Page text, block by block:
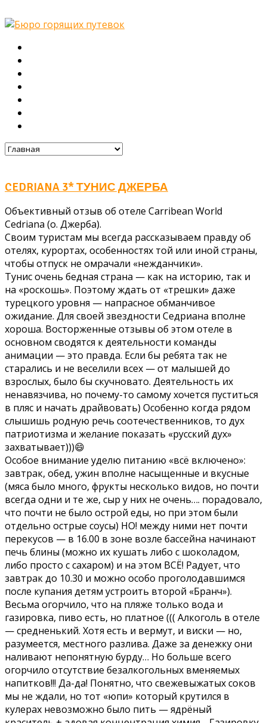
CEDRIANA 3* ТУНИС ДЖЕРБА
Объективный отзыв об отеле Carribean World
Cedriana (о. Джерба).
Своим туристам мы всегда рассказываем правду об
отелях, курортах, особенностях той или иной страны,
чтобы отпуск не омрачали «нежданчики».
Тунис очень бедная страна — как на историю, так и
на «роскошь». Поэтому ждать от «трешки» даже
турецкого уровня — напрасное обманчивое
ожидание. Для своей звездности Седриана вполне
хороша. Восторженные отзывы об этом отеле в
основном сводятся к деятельности команды
анимации — это правда. Если бы ребята так не
старались и не веселили всех — от малышей до
взрослых, было бы скучновато. Деятельность их
ненавязчива, но почему-то самому хочется пуститься
в пляс и начать драйвовать) Особенно когда рядом
слышишь родную речь соотечественников, то дух
патриотизма и желание показать «русский дух»
захватывает)))😄
Особое внимание уделю питанию «всё включено»:
завтрак, обед, ужин вполне насыщенные и вкусные
(мяса было много, фрукты несколько видов, но почти
всегда одни и те же, сыр у них не очень…. порадовало,
что почти не было острой еды, но при этом были
отдельно острые соусы) НО! между ними нет почти
перекусов — в 16.00 в зоне возле бассейна начинают
печь блины (можно их кушать либо с шоколадом,
либо просто с сахаром) и на этом ВСЁ! Радует, что
завтрак до 10.30 и можно особо проголодавшимся
после купания детям устроить второй «Бранч»).
Весьма огорчило, что на пляже только вода и
газировка, пиво есть, но платное ((( Алкоголь в отеле
— средненький. Хотя есть и вермут, и виски — но,
разумеется, местного разлива. Даже за денежку они
наливают непонятную бурду… Но больше всего
огорчило отсутствие безалкогольных вменяемых
напитков!!! Да-да! Понятно, что свежевыжатых соков
мы не ждали, но тот «юпи» который крутился в
кулерах невозможно было пить — ядрёный